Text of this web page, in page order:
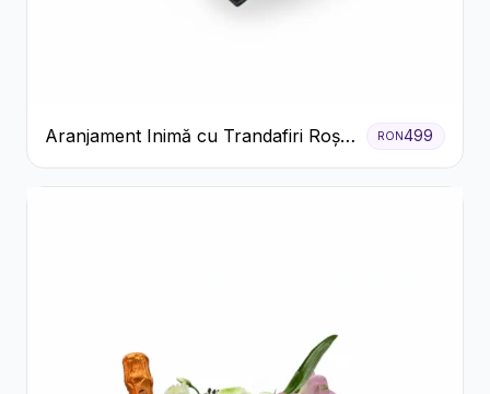
Aranjament Inimă cu Trandafiri Roșii
și Floarea Miresei
RON499